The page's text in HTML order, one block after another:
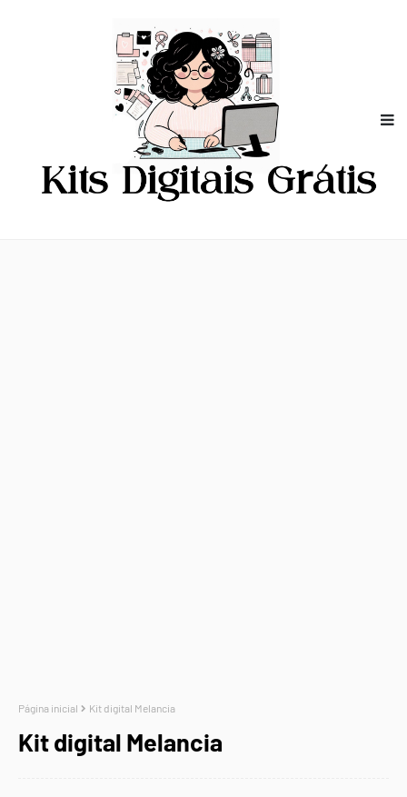
Página inicial Kit digital Melancia
Kit digital Melancia